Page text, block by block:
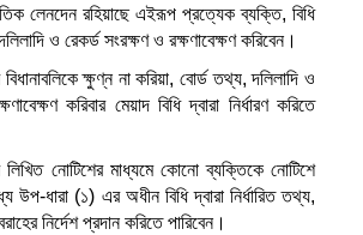
লেনদেন রহিয়াছে এইরূপ প্রত্যেক ব্যক্তি, বিধি
ও রেকর্ড সংরক্ষণ ও রক্ষণাবেক্ষণ করিবেন।
ক্ষুণ্ন না করিয়া, বোর্ড তথ্য, দলিলাদি ও
করিবার মেয়াদ বিধি দ্বারা নির্ধারণ করিতে
নোটিশের মাধ্যমে কোনো ব্যক্তিকে নোটিশে
উপ-ধারা (১) এর অধীন বিধি দ্বারা নির্ধারিত তথ্য,
নির্দেশ প্রদান করিতে পারিবেন।